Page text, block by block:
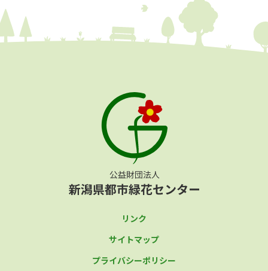
リンク
サイトマップ
プライバシーポリシー